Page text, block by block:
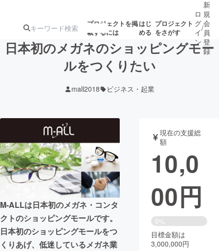
プロジェクトを掲
載するには
はじ
める
プロジェクト
をさがす
ジェクト
募集終了が近いプ
ロジェクト
アート・写真 音楽
テクノロジー・ガジェット ゲーム・
映像・映画 書籍・雑誌
ビジネス・起業 チャレンジ
まちづくり・地域活性化
ロ
グ
イ
ン
/
新
規
会
員
登
録
日本初のメガネのショッピングモー
ルをつくりたい
mall2018 ビジネス・起業
M-ALLは日本初のメガネ・コンタ
クトのショッピングモールです。
日本初のショッピングモールをつ
くりあげ、低迷しているメガネ業
現在の支援総
額
10,0
00円
0%
目標金額は
3,000,000円